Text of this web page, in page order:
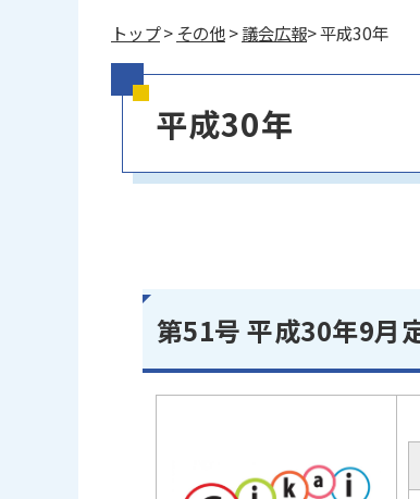
トップ> その他>議会広報> 平成30年
平成30年
第51号 平成30年9月